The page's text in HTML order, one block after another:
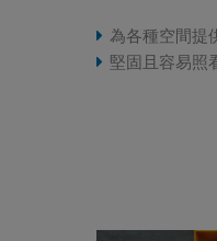
為各種空間提
堅固且容易照